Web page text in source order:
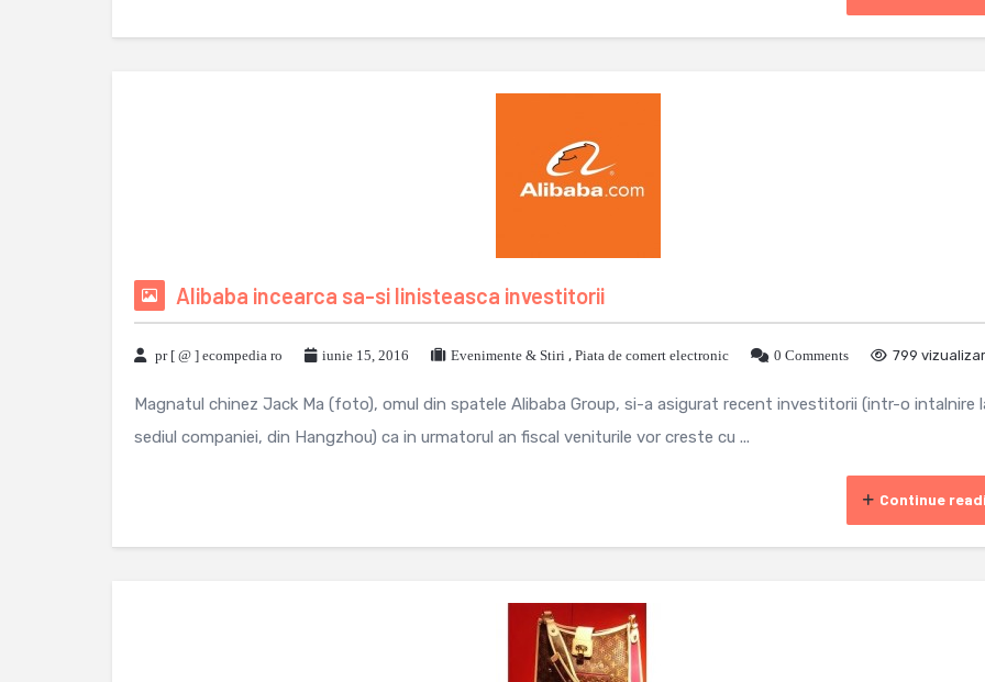
Alibaba incearca sa-si linisteasca investitorii
pr [ @ ] ecompedia ro iunie 15, 2016 Evenimente & Stiri , Piata de comert electronic 0 Comments 799
Magnatul chinez Jack Ma (foto), omul din spatele Alibaba Group, si-a asigurat recent investitorii (intr-o intalnire
sediul companiei, din Hangzhou) ca in urmatorul an fiscal veniturile vor creste cu ...
Continue